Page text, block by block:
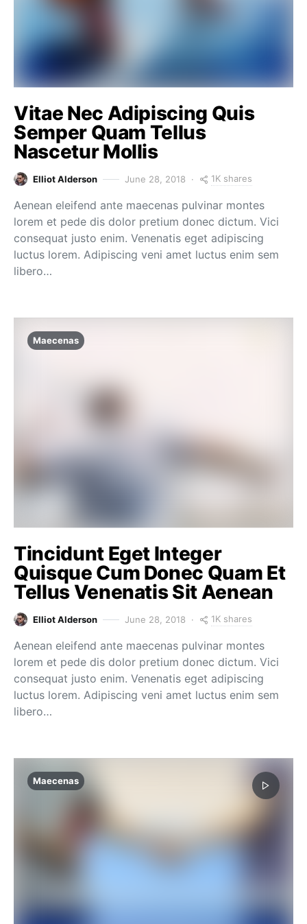
Vitae Nec Adipiscing Quis
Semper Quam Tellus
Nascetur Mollis
Elliot Alderson June 28, 2018 1K shares
Aenean eleifend ante maecenas pulvinar montes
lorem et pede dis dolor pretium donec dictum. Vici
consequat justo enim. Venenatis eget adipiscing
luctus lorem. Adipiscing veni amet luctus enim sem
libero…
Maecenas
Tincidunt Eget Integer
Quisque Cum Donec Quam Et
Tellus Venenatis Sit Aenean
Elliot Alderson June 28, 2018 1K shares
Aenean eleifend ante maecenas pulvinar montes
lorem et pede dis dolor pretium donec dictum. Vici
consequat justo enim. Venenatis eget adipiscing
luctus lorem. Adipiscing veni amet luctus enim sem
libero…
Maecenas